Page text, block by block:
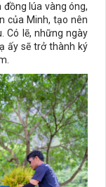
đồng lúa vàng óng,
của Minh, tạo nên
Có lẽ, những ngày
ấy sẽ trở thành ký